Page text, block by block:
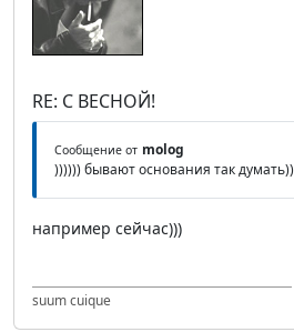
RE: С ВЕСНОЙ!
Сообщение от molog
)))))) бывают основания так думать))
например сейчас)))
suum cuique